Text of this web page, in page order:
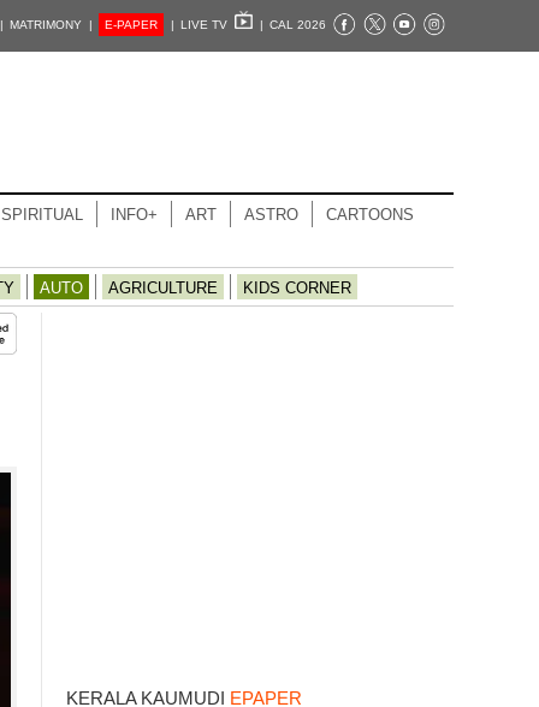
MATRIMONY | E-PAPER | LIVE TV | CAL 2026
SPIRITUAL INFO+ ART ASTRO CARTOONS
AUTO AGRICULTURE KIDS CORNER
KERALA KAUMUDI EPAPER